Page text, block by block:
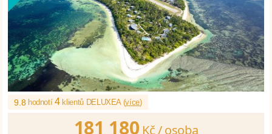
9.8 hodnotí4klientů DELUXEA (více)
181 180 Kč /osoba